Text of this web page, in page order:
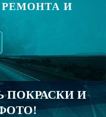
И
ПОКРАСКИ И